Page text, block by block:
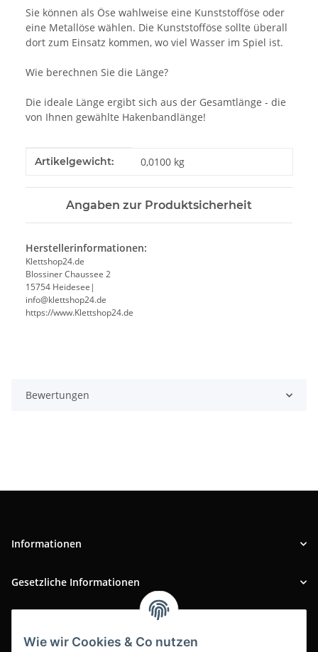
Wie wir Cookies & Co nutzen
Sie können als Öse wahlweise eine Kunststofföse oder
eine Metallöse wählen. Die Kunststofföse sollte überall
dort zum Einsatz kommen, wo viel Wasser im Spiel ist.
Wie berechnen Sie die Länge?
Die ideale Länge ergibt sich aus der Gesamtlänge - die
von Ihnen gewählte Hakenbandlänge!
Produkteigenschaft
Wert
Artikelgewicht: 0,0100 kg
Angaben zur Produktsicherheit
Herstellerinformationen:
Klettshop24.de
Blossiner Chaussee 2
15754 Heidesee|
info@klettshop24.de
https://www.Klettshop24.de
Bewertungen
Informationen
Gesetzliche Informationen